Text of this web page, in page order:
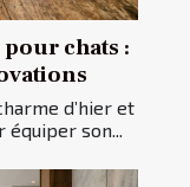
chats :
d’hier et
son...